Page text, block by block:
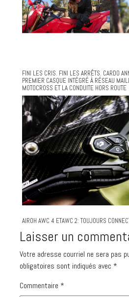
FINI LES CRIS. FINI LES ARRÊTS. CARDO
PREMIER CASQUE INTÉGRÉ À RÉSEAU
MOTOCROSS ET LA CONDUITE HORS ROUTE
AIROH AWC 4 ETAWC 2: TOUJOURS
Laisser un
Votre adresse courriel ne sera pas
obligatoires sont indiqués avec *
Commentaire *